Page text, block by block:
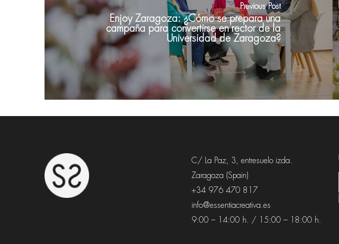
Previous Post
Enjoy Zaragoza: ¿Cómo se prepara una
campaña para convertirse en rector de la
Universidad de Zaragoza?
C/ La Paz, 3, entresuelo izda.
Zaragoza (Spain)
+34 976 470 817
info@essentiacreativa.es
9:00 – 14:00 h. / 15:00 – 18:00 h.